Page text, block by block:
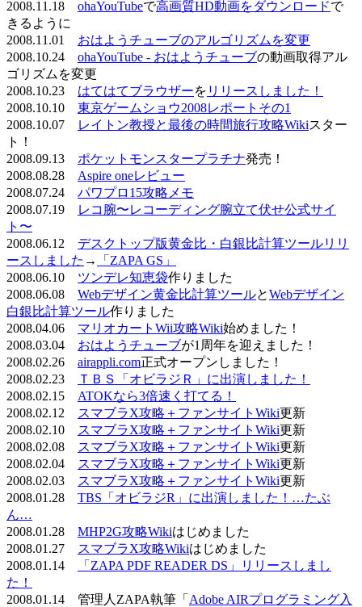
2008.11.18 ohaYouTubeで高画質HD動画をダウンロードで
きるように
2008.11.01 おはようチューブのアルゴリズムを変更
2008.10.24 ohaYouTube - おはようチューブの動画取得アル
ゴリズムを変更
2008.10.23 はてはてブラウザーを リリースしました！
2008.10.10 東京ゲームショウ2008レポートその1
2008.10.07
レイトン教授と最後の時間旅行攻略Wikiスター
ト！
2008.09.13 ポケットモンスタープラチナ発売！
2008.08.28 Aspire oneレビュー
2008.07.24 パワプロ15攻略メモ
2008.07.19
レコ腕〜レコーディング腕立て伏せ公式サイ
ト〜
2008.06.12 デスクトップ版黄金比・白銀比計算ツールリリ
ースしました →
「ZAPA GS」
2008.06.10 ツンデレ知恵袋作りました
2008.06.08 Webデザイン黄金比計算ツールとWebデザイン
白銀比計算ツール作りました
2008.04.06 マリオカートWii攻略Wiki始めました！
2008.03.04 おはようチューブが1周年を迎えました！
2008.02.26 airappli.com正式オープンしました！
2008.02.23
ＴＢＳ「オビラジＲ」に出演しました！
2008.02.15 ATOKなら3倍速く打てる！
2008.02.12
スマブラX攻略＋ファンサイトWiki更新
2008.02.10
スマブラX攻略＋ファンサイトWiki更新
2008.02.08
スマブラX攻略＋ファンサイトWiki更新
2008.02.04
スマブラX攻略＋ファンサイトWiki更新
2008.02.03
スマブラX攻略＋ファンサイトWiki更新
2008.01.28 TBS「オビラジR」に出演しました！…たぶ
ん…
2008.01.28 MHP2G攻略Wikiはじめました
2008.01.27
スマブラX攻略Wikiはじめました
2008.01.14
「ZAPA PDF READER DS」リリースしまし
た！
2008.01.14 管理人ZAPA執筆「 Adobe AIRプログラミング入